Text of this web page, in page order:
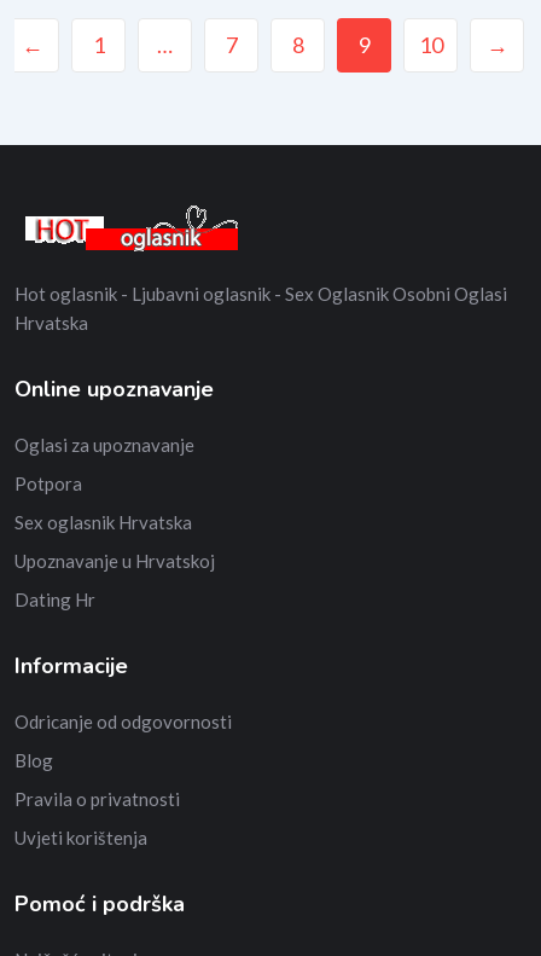
← 1 … 7 8 9 10 →
Hot oglasnik - Ljubavni oglasnik - Sex Oglasnik Osobni Oglasi
Hrvatska
Online upoznavanje
Oglasi za upoznavanje
Potpora
Sex oglasnik Hrvatska
Upoznavanje u Hrvatskoj
Dating Hr
Informacije
Odricanje od odgovornosti
Blog
Pravila o privatnosti
Uvjeti korištenja
Pomoć i podrška